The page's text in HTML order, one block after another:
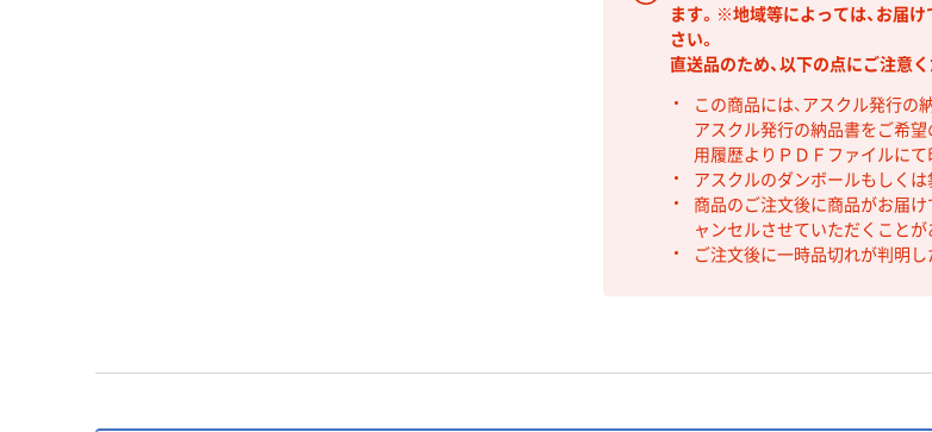
ます。※地域等によっては、お届
さい。
直送品のため、以下の点にご注意く
この商品には、アスクル発行の
アスクル発行の納品書をご希望
用履歴よりＰＤＦファイルにて
アスクルのダンボールもしくは
商品のご注文後に商品がお届
ャンセルさせていただくことが
ご注文後に一時品切れが判明し